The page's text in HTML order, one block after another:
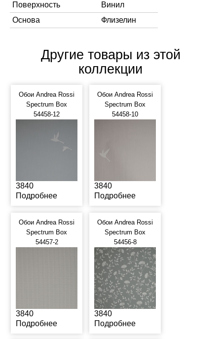
Поверхность
Винил
Основа
Флизелин
Другие товары из этой
коллекции
Обои Andrea Rossi
Spectrum Box
54458-12
3840
Подробнее
Обои Andrea Rossi
Spectrum Box
54458-10
3840
Подробнее
Обои Andrea Rossi
Spectrum Box
54457-2
3840
Подробнее
Обои Andrea Rossi
Spectrum Box
54456-8
3840
Подробнее